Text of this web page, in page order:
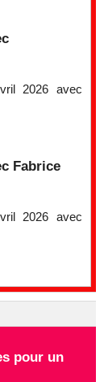
2026 avec
Fabrice
2026 avec
pour un